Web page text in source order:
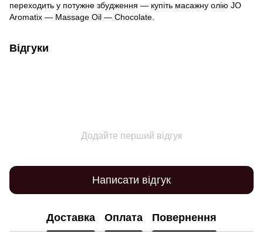
переходить у потужне збудження — купіть масажну олію JO
Aromatix — Massage Oil — Chocolate.
Відгуки
Додайте перший відгук
Написати відгук
Доставка Оплата Повернення